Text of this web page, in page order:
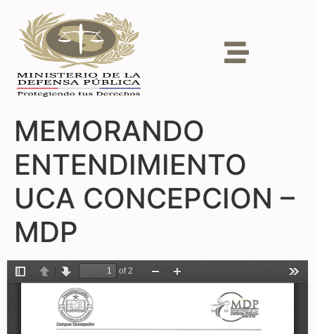
MEMORANDO
ENTENDIMIENTO
UCA CONCEPCION –
MDP